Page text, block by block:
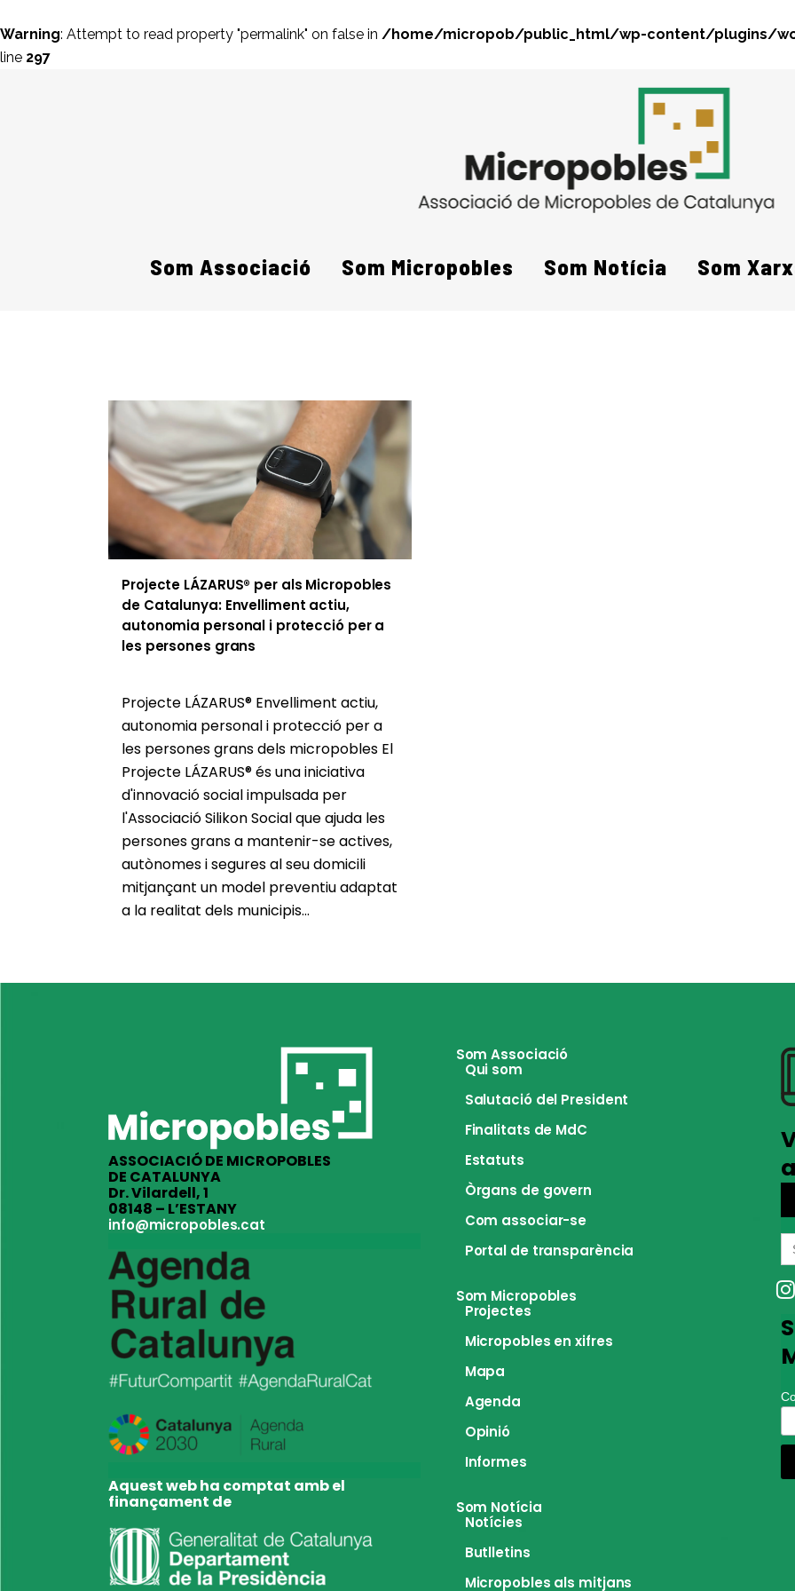
Warning: Attempt to read property "permalink" on false in /home/micropob/public_html/wp-content/plugins/
line 297
Som Associació Som Micropobles Som Notícia Som
Projecte LÁZARUS® per als Micropobles
de Catalunya: Envelliment actiu,
autonomia personal i protecció per a
les persones grans
Projecte LÁZARUS® Envelliment actiu,
autonomia personal i protecció per a
les persones grans dels micropobles El
Projecte LÁZARUS® és una iniciativa
d'innovació social impulsada per
l'Associació Silikon Social que ajuda les
persones grans a mantenir-se actives,
autònomes i segures al seu domicili
mitjançant un model preventiu adaptat
a la realitat dels municipis...
ASSOCIACIÓ DE MICROPOBLES
DE CATALUNYA
Dr. Vilardell, 1
08148 – L’ESTANY
info@micropobles.cat
Aquest web ha comptat amb el
finançament de
Som Associació
Qui som
Salutació del President
Finalitats de MdC
Estatuts
Òrgans de govern
Com associar-se
Portal de transparència
Som Micropobles
Projectes
Micropobles en xifres
Mapa
Agenda
Opinió
Informes
Som Notícia
Notícies
Butlletins
Micropobles als mitjans